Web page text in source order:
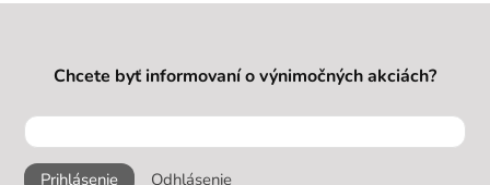
Chcete byť informovaní o výnimočných akciách?
Prihlásenie Odhlásenie